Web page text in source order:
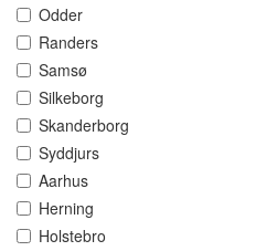
Odder
Randers
Samsø
Silkeborg
Skanderborg
Syddjurs
Aarhus
Herning
Holstebro